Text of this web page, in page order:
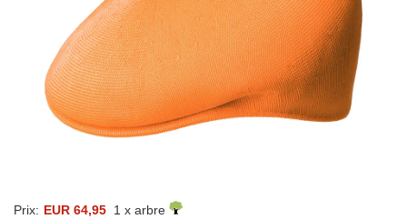
Prix: EUR 64,95 1 x arbre